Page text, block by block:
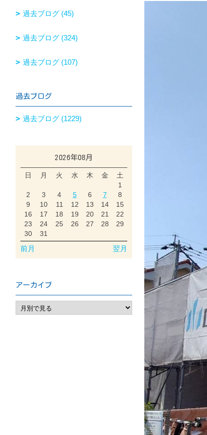
過去ブログ (45)
過去ブログ (324)
過去ブログ (107)
過去ブログ
過去ブログ (1229)
2026年08月
日 月 火 水 木 金
土
1
2
3 4 5 6 7
8
9
10 11 12 13 14
15
16
17 18 19 20 21
22
23
24 25 26 27 28
29
30
31
前月 翌月
アーカイブ